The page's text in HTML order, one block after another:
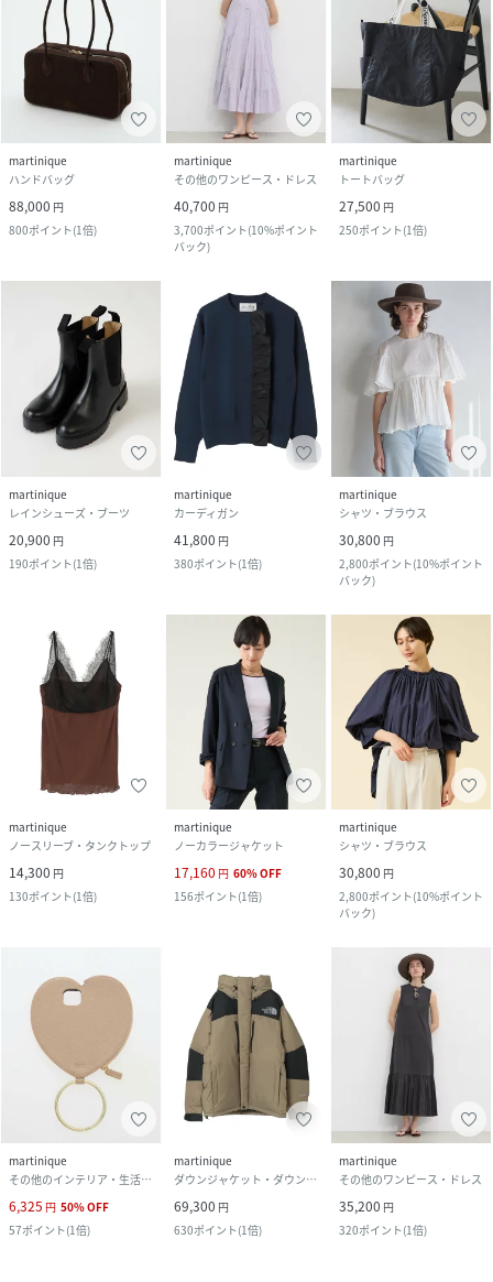
martinique
ハンドバッグ
88,000 円
800ポイント(1倍)
martinique
その他のワンピース・ドレス
40,700 円
3,700ポイント(10%ポイント
バック)
martinique
トートバッグ
27,500 円
250ポイント(1倍)
martinique
レインシューズ・ブーツ
20,900 円
190ポイント(1倍)
martinique
カーディガン
41,800 円
380ポイント(1倍)
martinique
シャツ・ブラウス
30,800 円
2,800ポイント(10%ポイント
バック)
martinique
ノースリーブ・タンクトップ
14,300 円
130ポイント(1倍)
martinique
ノーカラージャケット
17,160 円 60%OFF
156ポイント(1倍)
martinique
シャツ・ブラウス
30,800 円
2,800ポイント(10%ポイント
バック)
martinique
その他のインテリア・生活雑貨
6,325 円 50%OFF
57ポイント(1倍)
martinique
ダウンジャケット・ダウンベスト
69,300 円
630ポイント(1倍)
martinique
その他のワンピース・ドレス
35,200 円
320ポイント(1倍)